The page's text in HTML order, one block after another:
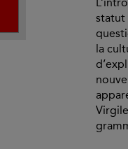
statut
la